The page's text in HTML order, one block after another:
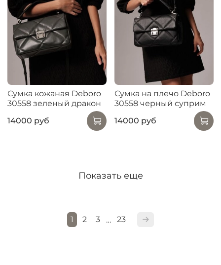
Сумка кожаная Deboro
30558 зеленый дракон
14000 руб
Сумка на плечо Deboro
30558 черный суприм
14000 руб
Показать еще
1 2 3 … 23